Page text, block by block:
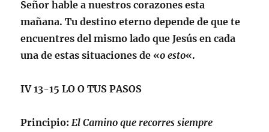
Señor hable a nuestros corazones esta
mañana. Tu destino eterno depende de que te
encuentres del mismo lado que Jesús en cada
una de estas situaciones de «o esto«.
IV 13-15LO O TUS PASOS
Principio: El Camino que recorres siempre